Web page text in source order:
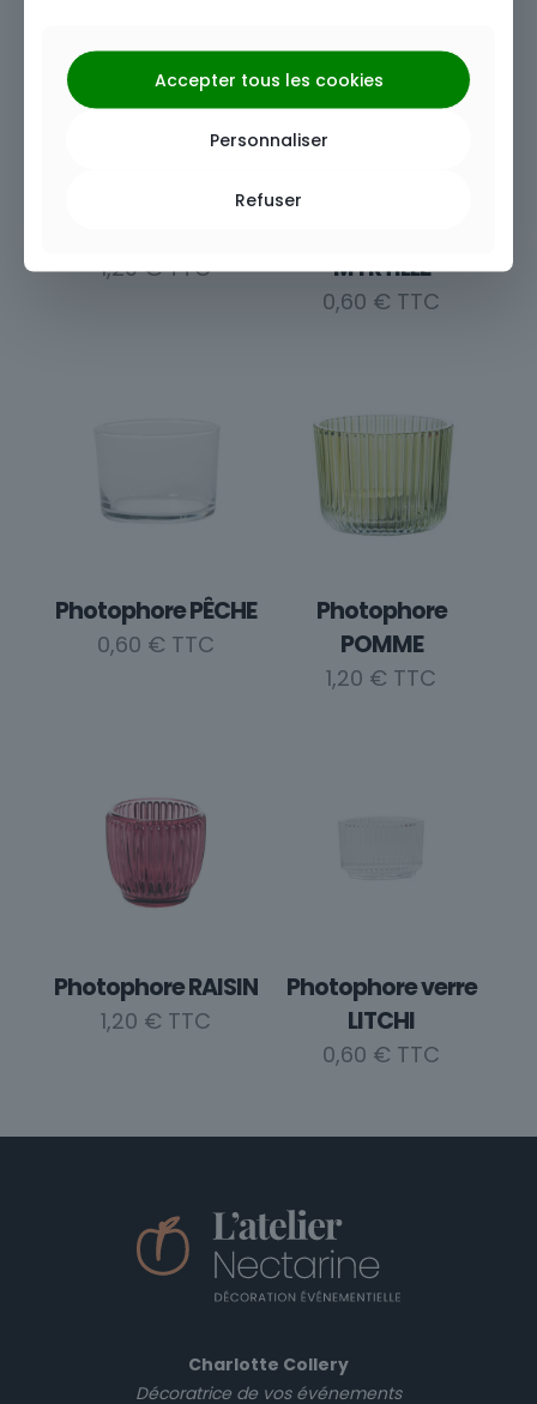
1,20€
MYRTILLE
0,60 €
Photophore PÊCHE
0,60 €
Photophore
POMME
1,20 €
Photophore RAISIN
1,20 €
Photophore verre
LITCHI
0,60 €
Charlotte Collery
Décoratrice de vos événements
Refuser
Personnaliser
Accepter tous les cookies